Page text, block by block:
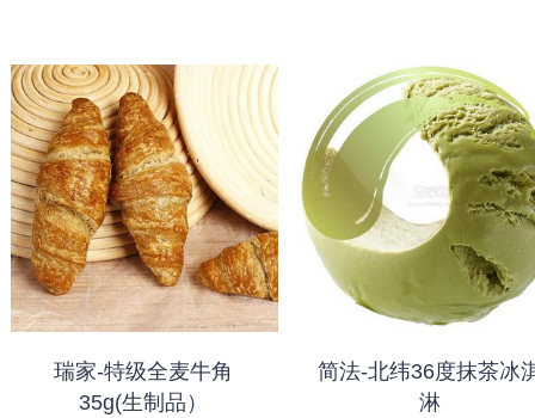
瑞家-特级全麦牛角
35g(生制品）
简法-北纬36度抹茶冰
淋